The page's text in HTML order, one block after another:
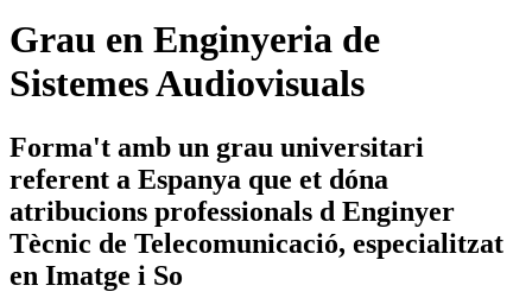
Grau en Enginyeria de
Sistemes Audiovisuals
Forma't amb un grau universitari
referent a Espanya que et dóna
atribucions professionals d Enginyer
Tècnic de Telecomunicació, especialitzat
en Imatge i So